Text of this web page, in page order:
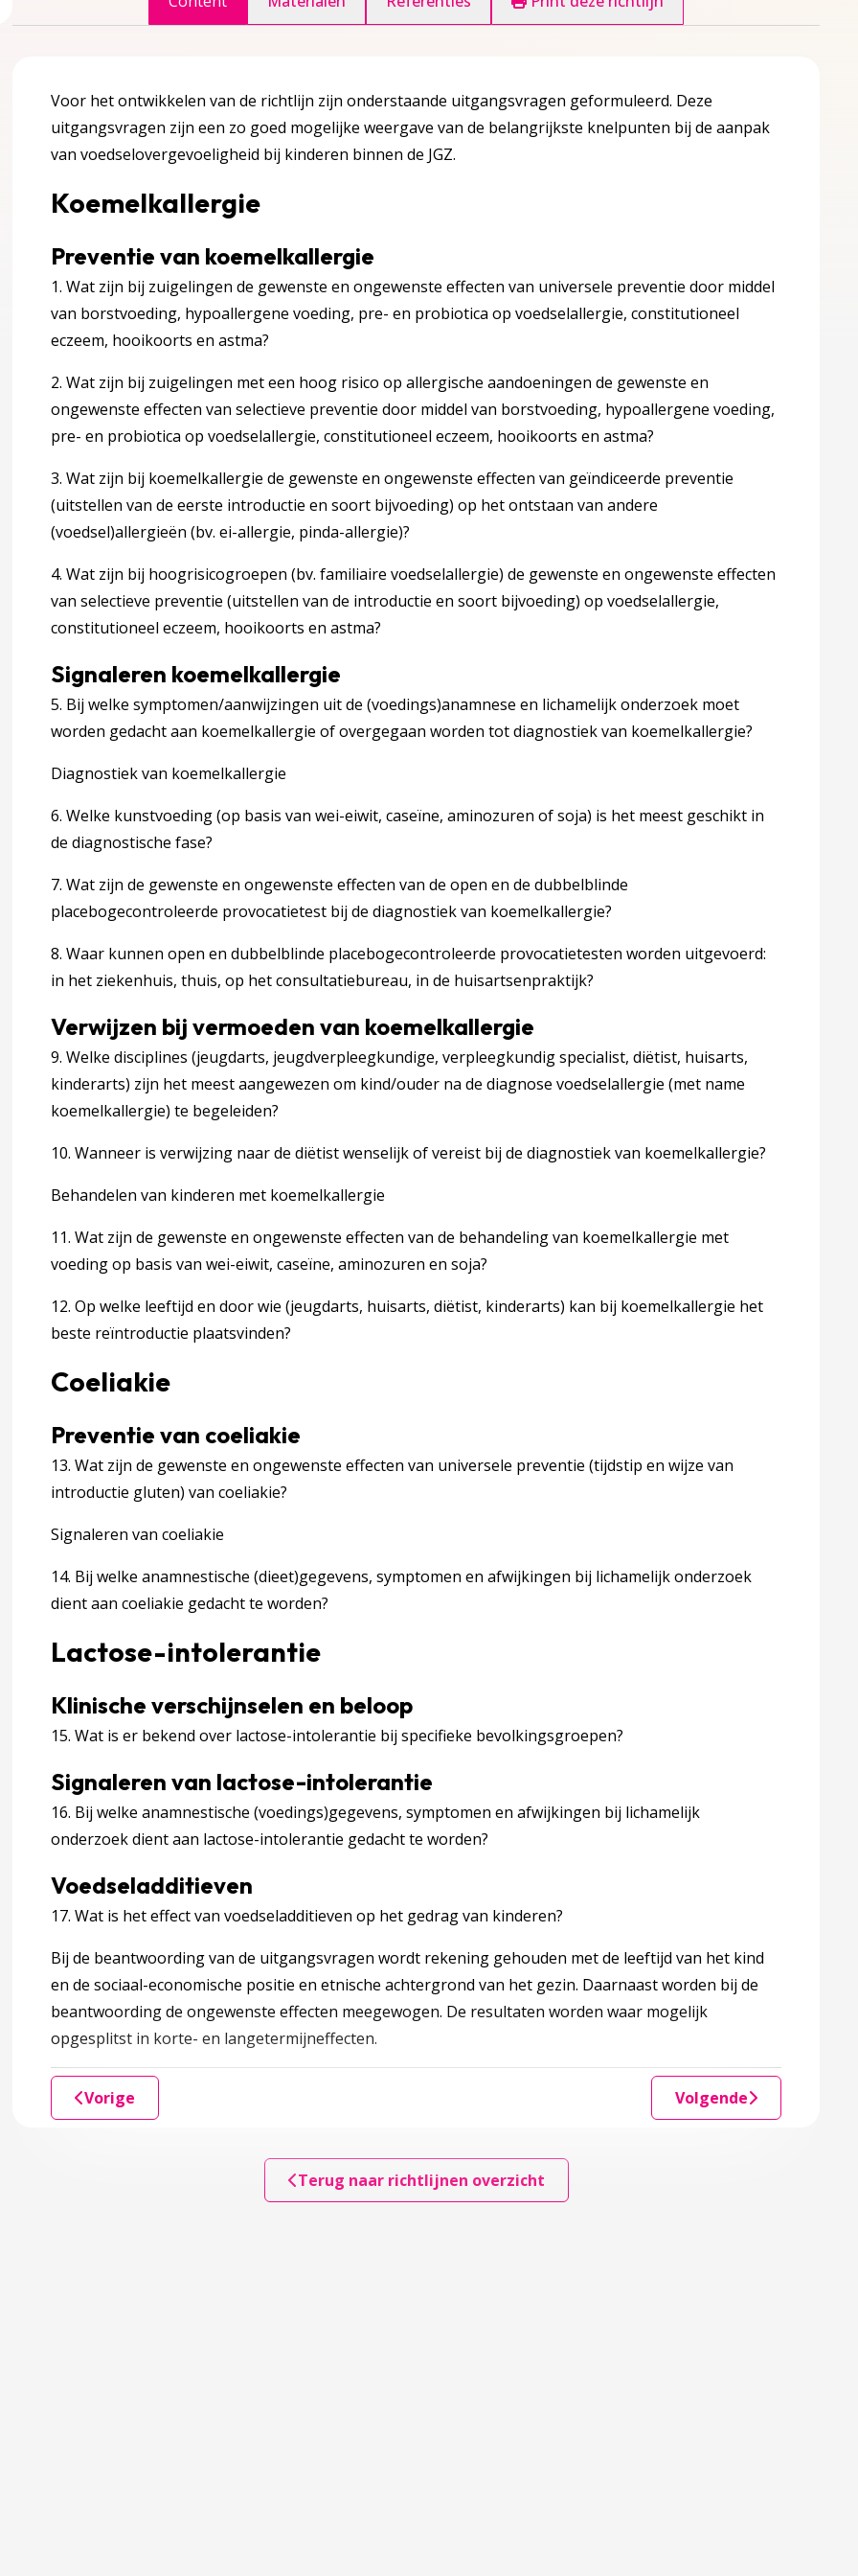
over 1 Inleiding
over 2 Definitie en achtergrondinformatie
over 2 Definitie en achtergrondinformatie
over 3 Preventie, Signaleren en verwijzen.
over 3 Preventie, Signaleren en verwijzen.
koemelkallergie bij kinderen in Nederland
van de interventies
door wie en randvoorwaarden
bij volwassenen
Begeleiden en behandelen
over 4 Begeleiden en behandelen
over 5 Totstandkoming
over 6 Verantwoording
Voor het ontwikkelen van de richtlijn zijn onderstaande uitgangsvragen geformuleerd. Deze
uitgangsvragen zijn een zo goed mogelijke weergave van de belangrijkste knelpunten bij de aanpak
van voedselovergevoeligheid bij kinderen binnen de JGZ.
Koemelkallergie
Preventie van koemelkallergie
1. Wat zijn bij zuigelingen de gewenste en ongewenste effecten van universele preventie door middel
van borstvoeding, hypoallergene voeding, pre- en probiotica op voedselallergie, constitutioneel
eczeem, hooikoorts en astma?
2. Wat zijn bij zuigelingen met een hoog risico op allergische aandoeningen de gewenste en
ongewenste effecten van selectieve preventie door middel van borstvoeding, hypoallergene voeding,
pre- en probiotica op voedselallergie, constitutioneel eczeem, hooikoorts en astma?
3. Wat zijn bij koemelkallergie de gewenste en ongewenste effecten van geïndiceerde preventie
(uitstellen van de eerste introductie en soort bijvoeding) op het ontstaan van andere
(voedsel)allergieën (bv. ei-allergie, pinda-allergie)?
4. Wat zijn bij hoogrisicogroepen (bv. familiaire voedselallergie) de gewenste en ongewenste effecten
van selectieve preventie (uitstellen van de introductie en soort bijvoeding) op voedselallergie,
constitutioneel eczeem, hooikoorts en astma?
Signaleren koemelkallergie
5. Bij welke symptomen/aanwijzingen uit de (voedings)anamnese en lichamelijk onderzoek moet
worden gedacht aan koemelkallergie of overgegaan worden tot diagnostiek van koemelkallergie?
Diagnostiek van koemelkallergie
6. Welke kunstvoeding (op basis van wei-eiwit, caseïne, aminozuren of soja) is het meest geschikt in
de diagnostische fase?
7. Wat zijn de gewenste en ongewenste effecten van de open en de dubbelblinde
placebogecontroleerde provocatietest bij de diagnostiek van koemelkallergie?
8. Waar kunnen open en dubbelblinde placebogecontroleerde provocatietesten worden uitgevoerd:
in het ziekenhuis, thuis, op het consultatiebureau, in de huisartsenpraktijk?
Verwijzen bij vermoeden van koemelkallergie
9. Welke disciplines (jeugdarts, jeugdverpleegkundige, verpleegkundig specialist, diëtist, huisarts,
kinderarts) zijn het meest aangewezen om kind/ouder na de diagnose voedselallergie (met name
koemelkallergie) te begeleiden?
10. Wanneer is verwijzing naar de diëtist wenselijk of vereist bij de diagnostiek van koemelkallergie?
Behandelen van kinderen met koemelkallergie
11. Wat zijn de gewenste en ongewenste effecten van de behandeling van koemelkallergie met
voeding op basis van wei-eiwit, caseïne, aminozuren en soja?
12. Op welke leeftijd en door wie (jeugdarts, huisarts, diëtist, kinderarts) kan bij koemelkallergie het
beste reïntroductie plaatsvinden?
Coeliakie
Preventie van coeliakie
13. Wat zijn de gewenste en ongewenste effecten van universele preventie (tijdstip en wijze van
introductie gluten) van coeliakie?
Signaleren van coeliakie
14. Bij welke anamnestische (dieet)gegevens, symptomen en afwijkingen bij lichamelijk onderzoek
dient aan coeliakie gedacht te worden?
Lactose-intolerantie
Klinische verschijnselen en beloop
15. Wat is er bekend over lactose-intolerantie bij specifieke bevolkingsgroepen?
Signaleren van lactose-intolerantie
16. Bij welke anamnestische (voedings)gegevens, symptomen en afwijkingen bij lichamelijk
onderzoek dient aan lactose-intolerantie gedacht te worden?
Voedseladditieven
17. Wat is het effect van voedseladditieven op het gedrag van kinderen?
Bij de beantwoording van de uitgangsvragen wordt rekening gehouden met de leeftijd van het kind
en de sociaal-economische positie en etnische achtergrond van het gezin. Daarnaast worden bij de
beantwoording de ongewenste effecten meegewogen. De resultaten worden waar mogelijk
opgesplitst in korte- en langetermijneffecten.
Vorige Volgende
Terug naar richtlijnen overzicht